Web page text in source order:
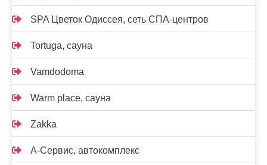
SPA Цветок Одиссея, сеть СПА-центров
Tortuga, сауна
Vamdodoma
Warm place, сауна
Zakka
А-Сервис, автокомплекс